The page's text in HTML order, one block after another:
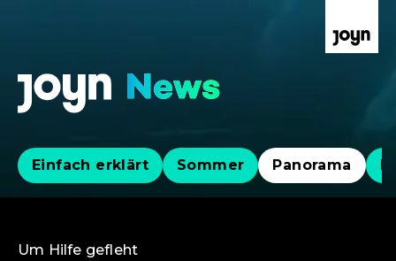
Einfach erklärt Sommer Panorama
Um Hilfe gefleht